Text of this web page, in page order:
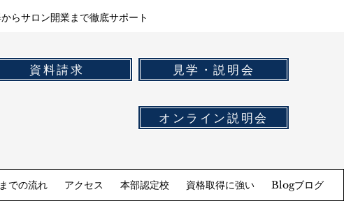
らサロン開業まで徹底サポート
資料請求 見学・説明会
オンライン説明会
での流れ アクセス 本部認定校 資格取得に強い Blogブログ